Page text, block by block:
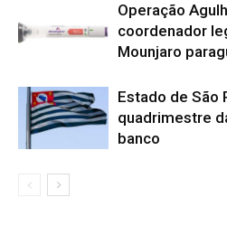
Operação
coordenador
Mounjaro
Estado de São
quadrimestre
banco